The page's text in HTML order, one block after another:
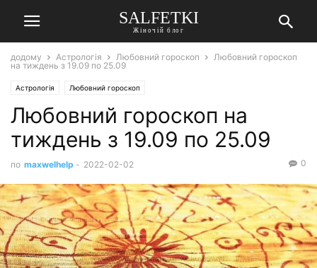
SALFETKI
Жіночій блог
додому Астрологія Любовний гороскоп
Любовний гороскоп
на тиждень з 19.09 по 25.09
Астрологія Любовний гороскоп
Любовний гороскоп на
тиждень з 19.09 по 25.09
по maxwelhelp - 2022-02-02 0